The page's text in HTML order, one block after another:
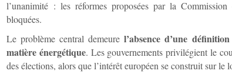
l’unanimité : les réformes proposées par la
bloquées.
Le problème central demeurel’absence d’une
matière énergétique. Les gouvernements privilégient le
des élections, alors que l’intérêt européen se construit sur le